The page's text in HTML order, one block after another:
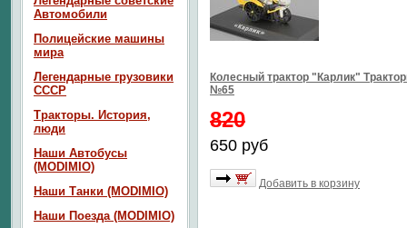
Колесный трактор "Карлик"
№65
820
650 руб
Добавить в корзину
Автомобили
Полицейские машины
мира
Легендарные грузовики
СССР
Тракторы. История,
люди
Наши Автобусы
(MODIMIO)
Наши Танки (MODIMIO)
Наши Поезда (MODIMIO)